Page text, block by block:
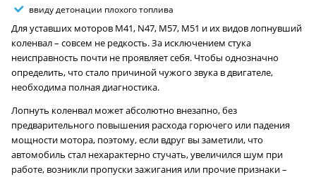
ввиду детонации плохого топлива
Для уставших моторов M41, N47, M57, M51 и их видов лопнувший
коленвал – совсем не редкость. За исключением стука
неисправность почти не проявляет себя. Чтобы однозначно
определить, что стало причиной чужого звука в двигателе,
необходима полная диагностика.
Лопнуть коленвал может абсолютно внезапно, без
предварительного повышения расхода горючего или падения
мощности мотора, поэтому, если вдруг вы заметили, что
автомобиль стал нехарактерно стучать, увеличился шум при
работе, возникли пропуски зажигания или прочие признаки –